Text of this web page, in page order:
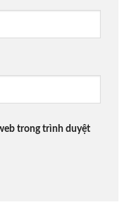
trong trình duyệt